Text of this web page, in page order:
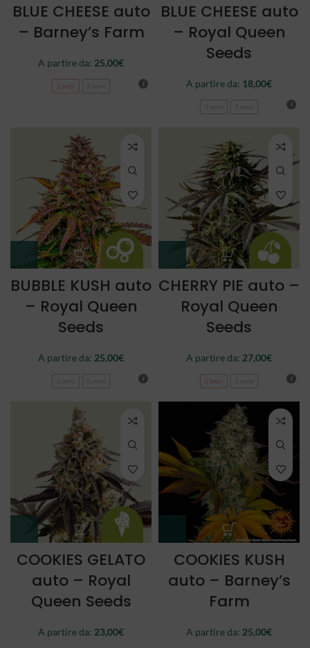
BLUE CHEESE auto
– Barney’s Farm
A partire da: 25,00€
3 semi
BLUE CHEESE auto
– Royal Queen
Seeds
A partire da: 18,00€
BUBBLE KUSH auto
– Royal Queen
Seeds
A partire da: 25,00€
CHERRY PIE auto –
Royal Queen
Seeds
A partire da: 27,00€
3 semi
COOKIES GELATO
auto – Royal
Queen Seeds
A partire da: 23,00€
COOKIES KUSH
auto – Barney’s
Farm
A partire da: 25,00€